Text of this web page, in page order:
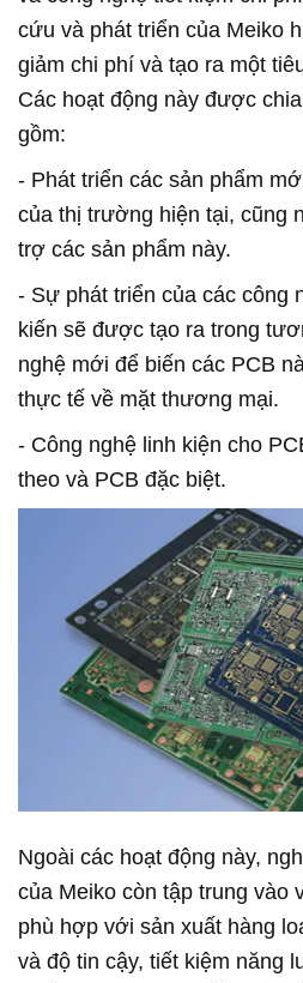
cứu và phát triển của Meiko
giảm chi phí và tạo ra một
Các hoạt động này được
gồm:
- Phát triển các sản phẩm
của thị trường hiện tại, cũng
trợ các sản phẩm này.
- Sự phát triển của các công
kiến sẽ được tạo ra trong
nghệ mới để biến các PCB
thực tế về mặt thương mại.
- Công nghệ linh kiện cho
theo và PCB đặc biệt.
Ngoài các hoạt động này,
của Meiko còn tập trung vào
phù hợp với sản xuất hàng
và độ tin cậy, tiết kiệm năng